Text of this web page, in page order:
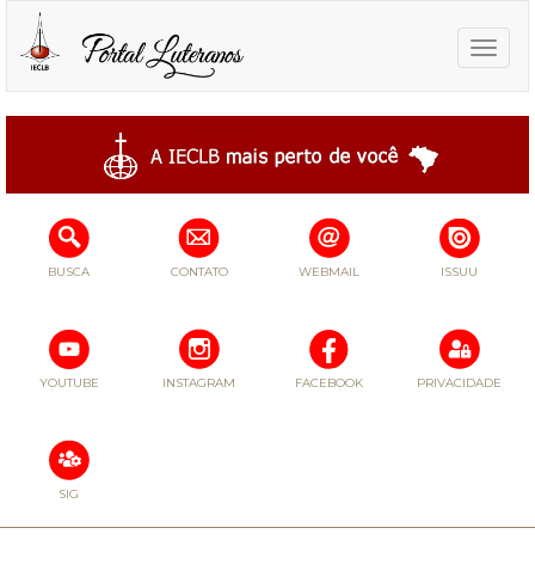
Toggle
BUSCA CONTATO WEBMAIL ISSUU
YOUTUBE INSTAGRAM FACEBOOK PRIVACIDADE
SIG